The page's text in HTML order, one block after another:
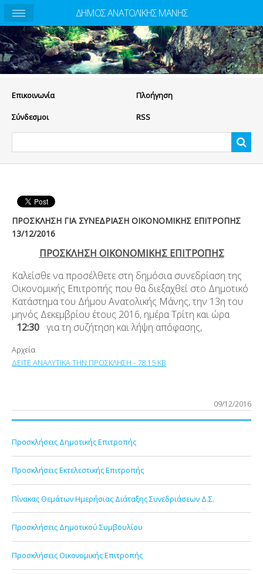
Eπικοινωνία Πλοήγηση
Σύνδεσμοι RSS
ΠΡΟΣΚΛΗΣΗ ΓΙΑ ΣΥΝΕΔΡΙΑΣΗ ΟΙΚΟΝΟΜΙΚΗΣ ΕΠΙΤΡΟΠΗΣ
13/12/2016
ΠΡΟΣΚΛΗΣΗ ΟΙΚΟΝΟΜΙΚΗΣ ΕΠΙΤΡΟΠΗΣ
Καλείσθε να προσέλθετε στη δημόσια συνεδρίαση της
Οικονομικής Επιτροπής που θα διεξαχθεί στο Δημοτικό
Κατάστημα του Δήμου Ανατολικής Μάνης, την 13η του
μηνός Δεκεμβρίου έτους 2016, ημέρα Τρίτη και ώρα
12:30 για τη συζήτηση και λήψη απόφασης,
Αρχεία
ΔΕΙΤΕ ΑΝΑΛΥΤΙΚΑ ΤΗΝ ΠΡΟΣΚΛΗΣΗ - 78.15 KB
09/12/2016
Προσκλήσεις Δημοτικής Επιτροπής
Προσκλήσεις Εκτελεστικής Επιτροπής
Πίνακας Θεμάτων Ημερήσιας Διάταξης Συνεδριάσεων Δ.Σ.
Προσκλήσεις Δημοτικού Συμβουλίου
Προσκλήσεις Οικονομικής Επιτροπής
ΔΗΜΟΣ ΑΝΑΤΟΛΙΚΗΣ ΜΑΝΗΣ